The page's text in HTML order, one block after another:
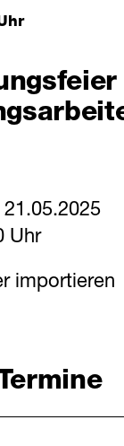
Uhr
importieren